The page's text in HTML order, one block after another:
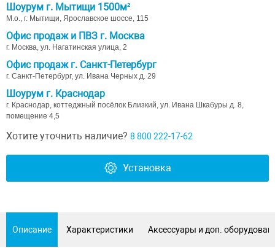
Шоурум г. Мытищи 1500м²
М.о., г. Мытищи, Ярославское шоссе, 115
Офис продаж и ПВЗ г. Москва
г. Москва, ул. Нагатинская улица, 2
Офис продаж г. Санкт-Петербург
г. Санкт-Петербург, ул. Ивана Черных д. 29
Шоурум г. Краснодар
г. Краснодар, коттеджный посёлок Близкий, ул. Ивана Шкабуры д. 8,
помещение 4,5
Хотите уточнить наличие? 8 800 222-17-62
Установка
Описание Характеристики Аксессуары и доп.